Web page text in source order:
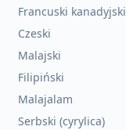
Francuski kanadyjski
Czeski
Malajski
Filipiński
Malajalam
Serbski (cyrylica)